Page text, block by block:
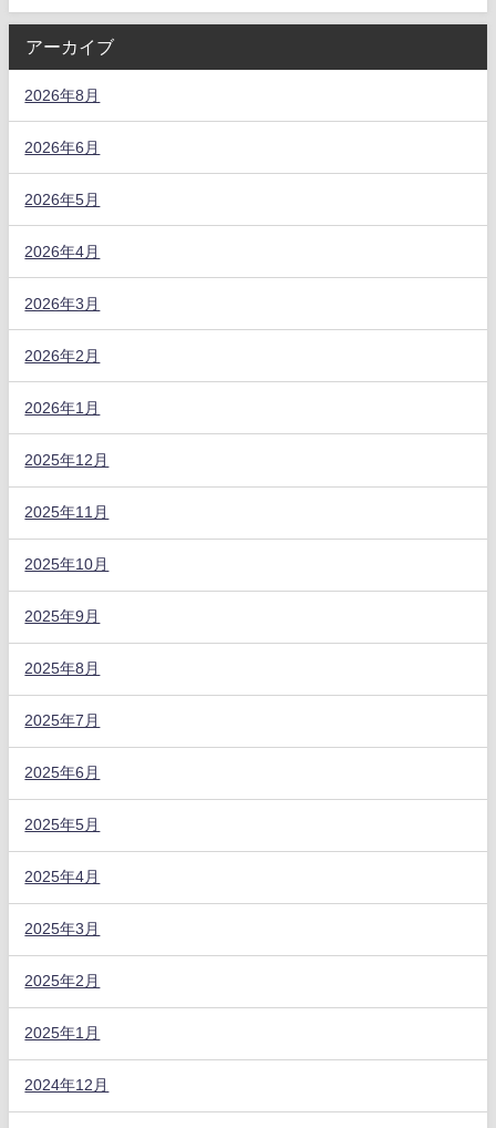
アーカイブ
2026年8月
2026年6月
2026年5月
2026年4月
2026年3月
2026年2月
2026年1月
2025年12月
2025年11月
2025年10月
2025年9月
2025年8月
2025年7月
2025年6月
2025年5月
2025年4月
2025年3月
2025年2月
2025年1月
2024年12月